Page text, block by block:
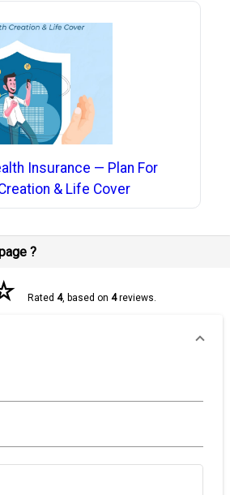
Insurance — Plan For
& Life Cover
?
Rated 4, based on 4reviews.